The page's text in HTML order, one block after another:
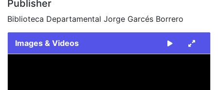
Publisher
Biblioteca Departamental Jorge Garcés Borrero
Images & Videos